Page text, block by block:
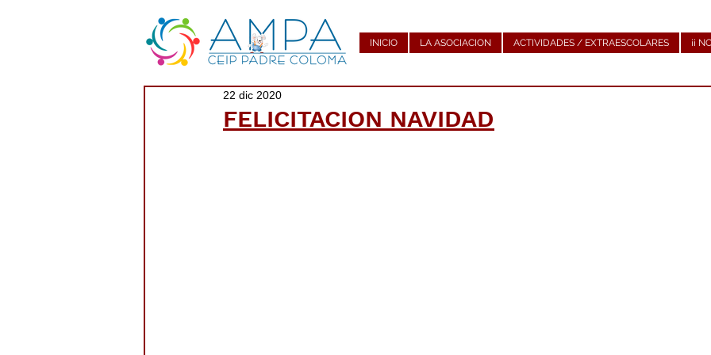
INICIO LA ASOCIACION ACTIVIDADES / EXTRAESCOLARES ¡¡
FELICITACION NAVIDAD
22 dic 2020